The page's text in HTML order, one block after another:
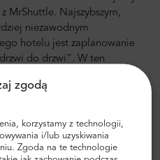
zgodą
korzystamy z technologii,
i/lub uzyskiwania
Zgoda na te technologie
MrShuttle. Najszybszym,
niezawodnym
hotelu jest zaplanowanie
do drzwi”. W ten
wyznaczania trasy,
miasta